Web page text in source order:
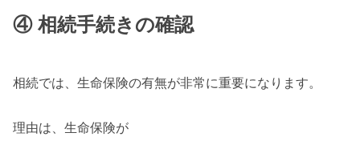
④ 相続手続きの確認
相続では、生命保険の有無が非常に重要になります。
理由は、生命保険が